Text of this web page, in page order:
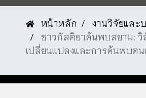
หน้าหลัก
งานวิจัยและ
ชาวกัสติยาค้นพบสยาม:
เปลี่ยนแปลงและการค้นพบตน